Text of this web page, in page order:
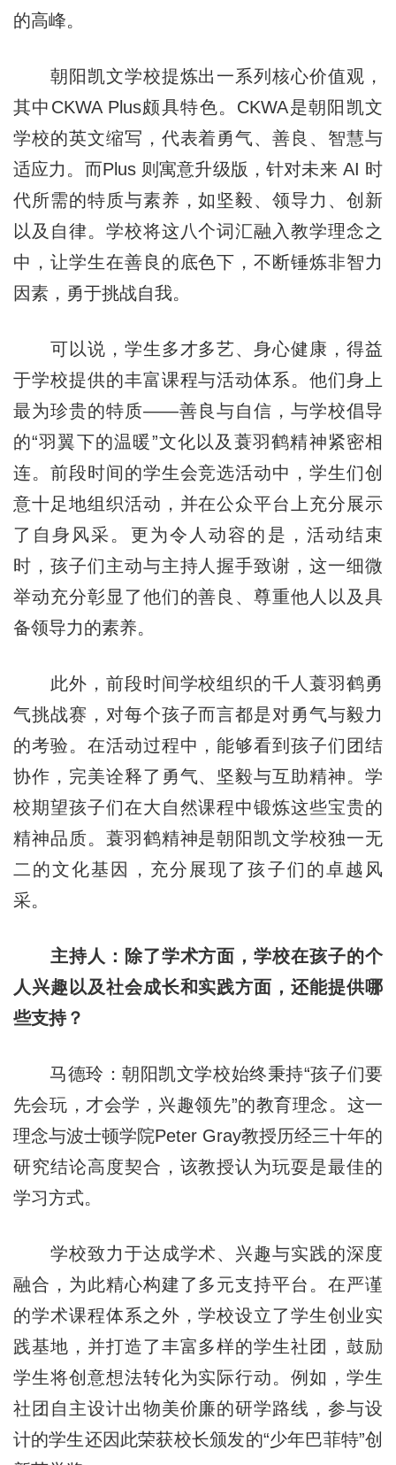
的高峰。
朝阳凯文学校提炼出一系列核心价值观，
其中CKWA Plus颇具特色。CKWA是朝阳凯文
学校的英文缩写，代表着勇气、善良、智慧与
适应力。而Plus 则寓意升级版，针对未来 AI 时
代所需的特质与素养，如坚毅、领导力、创新
以及自律。学校将这八个词汇融入教学理念之
中，让学生在善良的底色下，不断锤炼非智力
因素，勇于挑战自我。
可以说，学生多才多艺、身心健康，得益
于学校提供的丰富课程与活动体系。他们身上
最为珍贵的特质——善良与自信，与学校倡导
的“羽翼下的温暖”文化以及蓑羽鹤精神紧密相
连。前段时间的学生会竞选活动中，学生们创
意十足地组织活动，并在公众平台上充分展示
了自身风采。更为令人动容的是，活动结束
时，孩子们主动与主持人握手致谢，这一细微
举动充分彰显了他们的善良、尊重他人以及具
备领导力的素养。
此外，前段时间学校组织的千人蓑羽鹤勇
气挑战赛，对每个孩子而言都是对勇气与毅力
的考验。在活动过程中，能够看到孩子们团结
协作，完美诠释了勇气、坚毅与互助精神。学
校期望孩子们在大自然课程中锻炼这些宝贵的
精神品质。蓑羽鹤精神是朝阳凯文学校独一无
二的文化基因，充分展现了孩子们的卓越风
采。
主持人：除了学术方面，学校在孩子的个
人兴趣以及社会成长和实践方面，还能提供哪
些支持？
马德玲：朝阳凯文学校始终秉持“孩子们要
先会玩，才会学，兴趣领先”的教育理念。这一
理念与波士顿学院Peter Gray教授历经三十年的
研究结论高度契合，该教授认为玩耍是最佳的
学习方式。
学校致力于达成学术、兴趣与实践的深度
融合，为此精心构建了多元支持平台。在严谨
的学术课程体系之外，学校设立了学生创业实
践基地，并打造了丰富多样的学生社团，鼓励
学生将创意想法转化为实际行动。例如，学生
社团自主设计出物美价廉的研学路线，参与设
计的学生还因此荣获校长颁发的“少年巴菲特”创